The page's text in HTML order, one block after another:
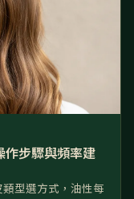
作步驟與頻率建
型選方式，油性每